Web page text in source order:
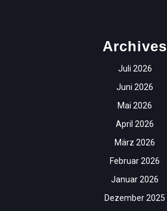
Archives
Juli 2026
Juni 2026
Mai 2026
April 2026
März 2026
Februar 2026
Januar 2026
Dezember 2025